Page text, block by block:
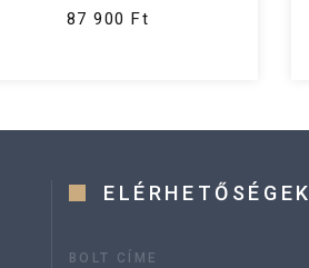
87 900 Ft
ELÉRHETŐSÉGEK
BOLT CÍME